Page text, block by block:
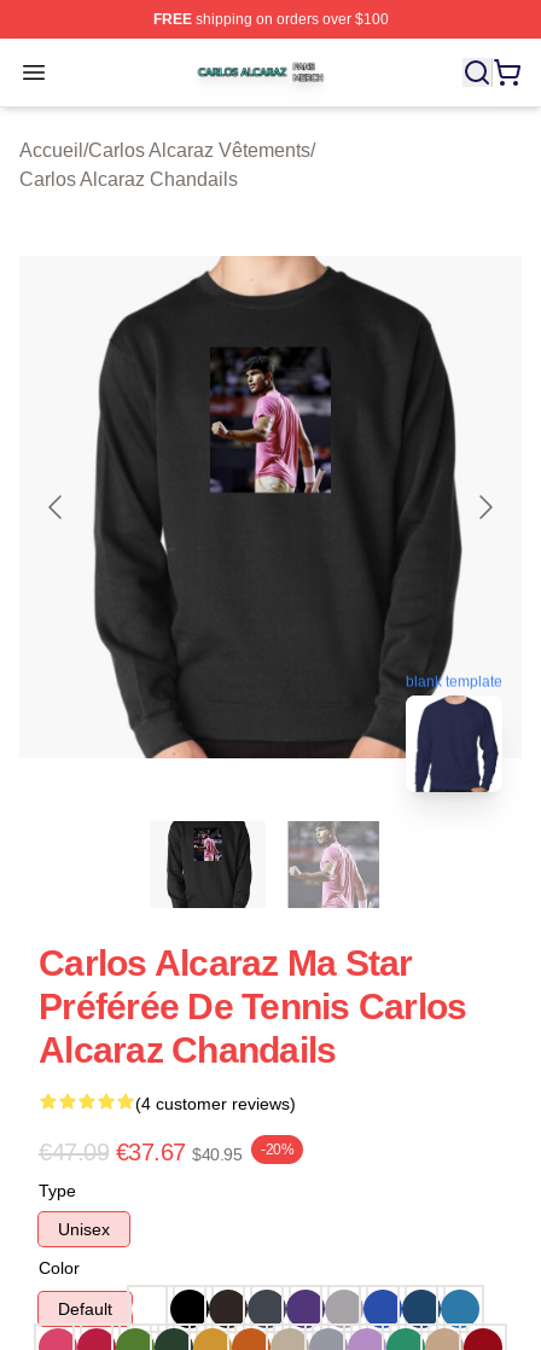
FREEshipping on orders over $100
Open menu
Carlos Alcaraz Shop ⚡️ Officially Licensed Carlos
Accueil /Carlos Alcaraz Vêtements/
Carlos Alcaraz Chandails
blank template
Carlos Alcaraz Ma Star
Préférée De Tennis Carlos
Alcaraz Chandails
(4 customer reviews)
€47.09 €37.67 $40.95 -20%
Type
Unisex
Color
Default